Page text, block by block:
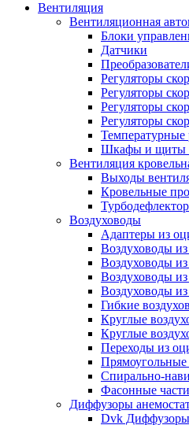
Вентиляция
Вентиляционная
Блоки
Датчики
Регуляторы
Регуляторы
Регуляторы
Регуляторы
Температурные
Шкафы и щиты
Вентиляция
Выходы
Кровельные
Воздуховоды
Адаптеры из
Воздуховоды
Воздуховоды
Воздуховоды
Воздуховоды
Гибкие
Круглые
Круглые
Переходы из
Прямоугольные
Спирально-
Фасонные
Диффузоры
Dvk Диффузоры